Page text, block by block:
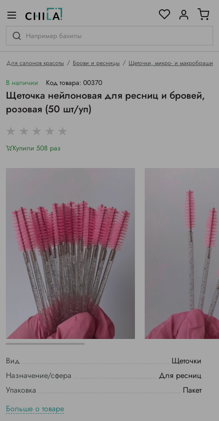
Для салонов красоты Брови и ресницы Щеточки, микро- и макробраши
В наличии Код товара: 00370
Щеточка нейлоновая для ресниц и бровей,
розовая (50 шт/уп)
Купили 508 раз
Вид
Щеточки
Назначение/сфера
Для ресниц
Упаковка
Пакет
Больше о товаре
гамме